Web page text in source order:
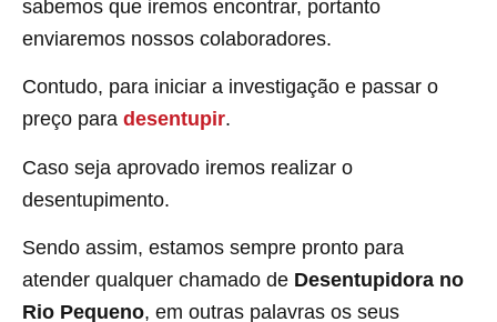
sabemos que iremos encontrar, portanto
enviaremos nossos colaboradores.
Contudo, para iniciar a investigação e passar o
preço para desentupir.
Caso seja aprovado iremos realizar o
desentupimento.
Sendo assim, estamos sempre pronto para
atender qualquer chamado de Desentupidora no
Rio Pequeno, em outras palavras os seus